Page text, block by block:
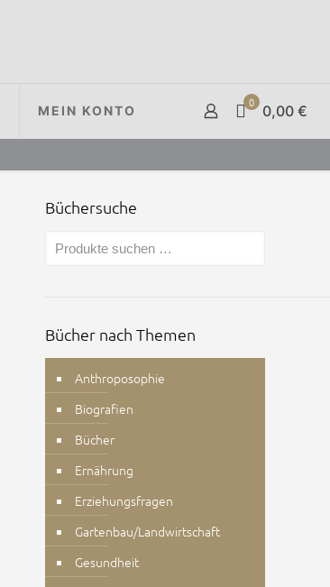
MEIN KONTO
0 0,00 €
Büchersuche
Bücher nach Themen
Anthroposophie
Biografien
Bücher
Ernährung
Erziehungsfragen
Gartenbau/Landwirtschaft
Gesundheit